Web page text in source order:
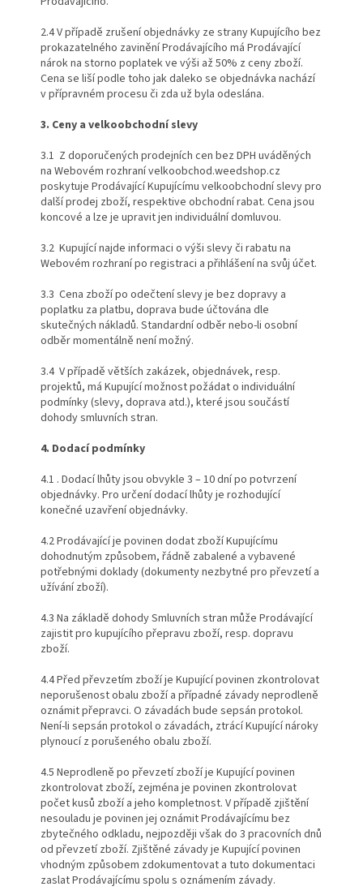
2.4 V případě zrušení objednávky ze strany Kupujícího bez
prokazatelného zavinění Prodávajícího má Prodávající
nárok na storno poplatek ve výši až 50% z ceny zboží.
Cena se liší podle toho jak daleko se objednávka nachází
v přípravném procesu či zda už byla odeslána.
3. Ceny a velkoobchodní slevy
3.1 Z doporučených prodejních cen bez DPH uváděných
na Webovém rozhraní velkoobchod.weedshop.cz
poskytuje Prodávající Kupujícímu velkoobchodní slevy pro
další prodej zboží, respektive obchodní rabat. Cena jsou
koncové a lze je upravit jen individuální domluvou.
3.2 Kupující najde informaci o výši slevy či rabatu na
Webovém rozhraní po registraci a přihlášení na svůj účet.
3.3 Cena zboží po odečtení slevy je bez dopravy a
poplatku za platbu, doprava bude účtována dle
skutečných nákladů. Standardní odběr nebo-li osobní
odběr momentálně není možný.
3.4 V případě větších zakázek, objednávek, resp.
projektů, má Kupující možnost požádat o individuální
podmínky (slevy, doprava atd.), které jsou součástí
dohody smluvních stran.
4. Dodací podmínky
4.1 . Dodací lhůty jsou obvykle 3 – 10 dní po potvrzení
objednávky. Pro určení dodací lhůty je rozhodující
konečné uzavření objednávky.
4.2 Prodávající je povinen dodat zboží Kupujícímu
dohodnutým způsobem, řádně zabalené a vybavené
potřebnými doklady (dokumenty nezbytné pro převzetí a
užívání zboží).
4.3 Na základě dohody Smluvních stran může Prodávající
zajistit pro kupujícího přepravu zboží, resp. dopravu
zboží.
4.4 Před převzetím zboží je Kupující povinen zkontrolovat
neporušenost obalu zboží a případné závady neprodleně
oznámit přepravci. O závadách bude sepsán protokol.
Není-li sepsán protokol o závadách, ztrácí Kupující nároky
plynoucí z porušeného obalu zboží.
4.5 Neprodleně po převzetí zboží je Kupující povinen
zkontrolovat zboží, zejména je povinen zkontrolovat
počet kusů zboží a jeho kompletnost. V případě zjištění
nesouladu je povinen jej oznámit Prodávajícímu bez
zbytečného odkladu, nejpozději však do 3 pracovních dnů
od převzetí zboží. Zjištěné závady je Kupující povinen
vhodným způsobem zdokumentovat a tuto dokumentaci
zaslat Prodávajícímu spolu s oznámením závady.